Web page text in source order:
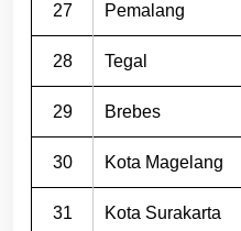
27 Pemalang
28 Tegal
29 Brebes
30 Kota Magelang
31 Kota Surakarta